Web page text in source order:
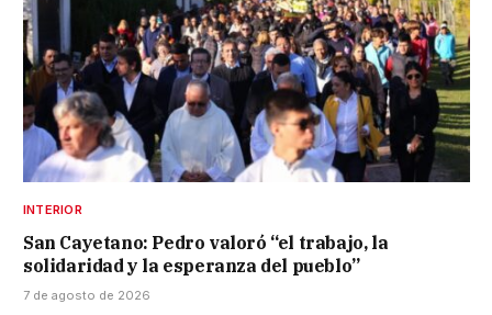
INTERIOR
San Cayetano: Pedro valoró “el trabajo, la
solidaridad y la esperanza del pueblo”
7 de agosto de 2026